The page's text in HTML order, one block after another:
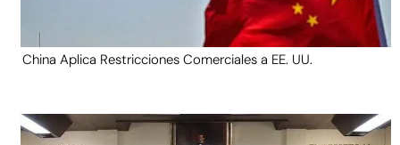
China Aplica Restricciones Comerciales a EE. UU.